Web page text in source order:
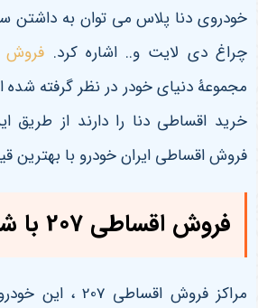
خودروی دنا پلاس می توان به داشتن
چراغ دی لایت و.. اشاره کرد. فروش
مجموعۀ دنیای خودر در نظر گرفته
خرید اقساطی دنا را دارند از طریق
فروش اقساطی ایران خودرو با بهترین
فروش اقساطی 207 با شرایط مناسب
مراکز فروش اقساطی